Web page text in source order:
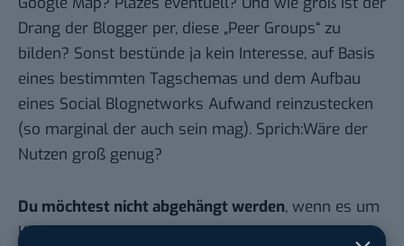
Drang der Blogger per, diese „Peer Groups“ zu
bilden? Sonst bestünde ja kein Interesse, auf Basis
eines bestimmten Tagschemas und dem Aufbau
eines Social Blognetworks Aufwand reinzustecken
(so marginal der auch sein mag). Sprich:Wäre der
Nutzen groß genug?
Du möchtest nicht abgehängt werden, wenn es um
KI, Green Tech und die Tech-Themen von Morgen